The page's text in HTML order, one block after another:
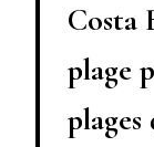
Costa
plage